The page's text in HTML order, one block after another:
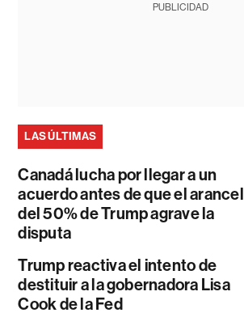
PUBLICIDAD
LAS ÚLTIMAS
Canadá lucha por llegar a un
acuerdo antes de que el arancel
del 50% de Trump agrave la
disputa
Trump reactiva el intento de
destituir a la gobernadora Lisa
Cook de la Fed